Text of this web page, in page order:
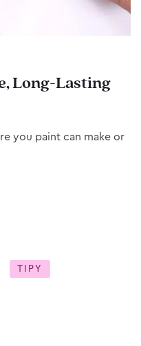
Long-Lasting
you paint can make or
TIPY